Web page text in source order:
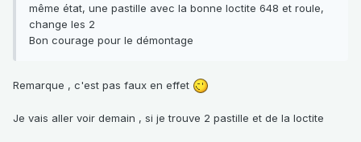
même état, une pastille avec la bonne loctite 648 et roule,
change les 2
Bon courage pour le démontage
Remarque , c'est pas faux en effet
Je vais aller voir demain , si je trouve 2 pastille et de la loctite